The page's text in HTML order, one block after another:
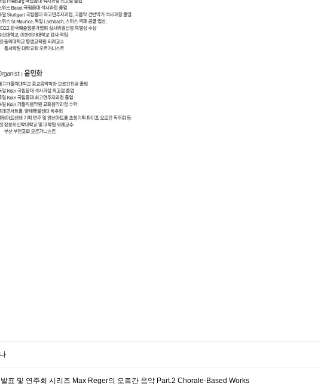
표 및 연주회 시리즈 Max Reger의 오르간 음악 Part.2 Chorale-Based Works